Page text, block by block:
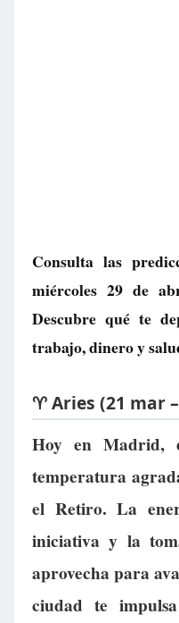
Consulta las
miércoles 29 de
Descubre qué te
trabajo, dinero y
♈ Aries (21 mar
Hoy en Madrid,
temperatura
el Retiro. La
iniciativa y la
aprovecha para
ciudad te